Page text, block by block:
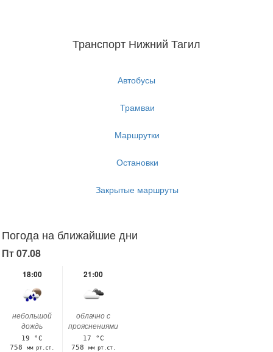
Транспорт Нижний Тагил
Автобусы
Трамваи
Маршрутки
Остановки
Закрытые маршруты
Погода на ближайшие дни
Пт 07.08
18:00
небольшой
дождь
19 °C
758 мм рт.ст.
21:00
облачно с
прояснениями
17 °C
758
мм рт.ст.